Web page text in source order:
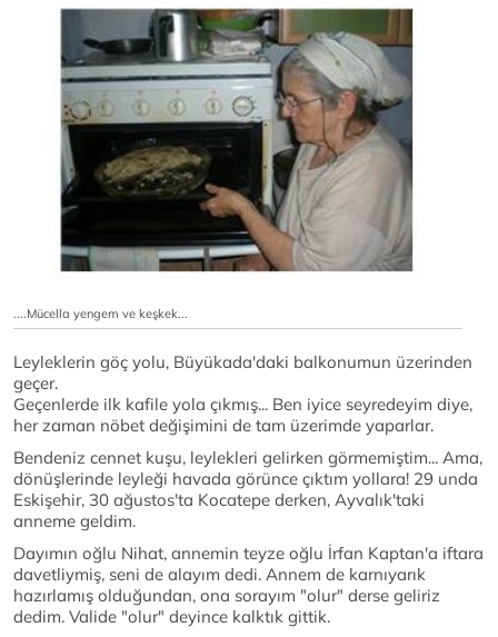
....Mücella yengem ve keşkek...
Leyleklerin göç yolu, Büyükada'daki balkonumun üzerinden
geçer.
Geçenlerde ilk kafile yola çıkmış... Ben iyice seyredeyim diye,
her zaman nöbet değişimini de tam üzerimde yaparlar.
Bendeniz cennet kuşu, leylekleri gelirken görmemiştim... Ama,
dönüşlerinde leyleği havada görünce çıktım yollara! 29 unda
Eskişehir, 30 ağustos'ta Kocatepe derken, Ayvalık'taki
anneme geldim.
Dayımın oğlu Nihat, annemin teyze oğlu İrfan Kaptan'a iftara
davetliymiş, seni de alayım dedi. Annem de karnıyarık
hazırlamış olduğundan, ona sorayım "olur" derse geliriz
dedim. Valide "olur" deyince kalktık gittik.